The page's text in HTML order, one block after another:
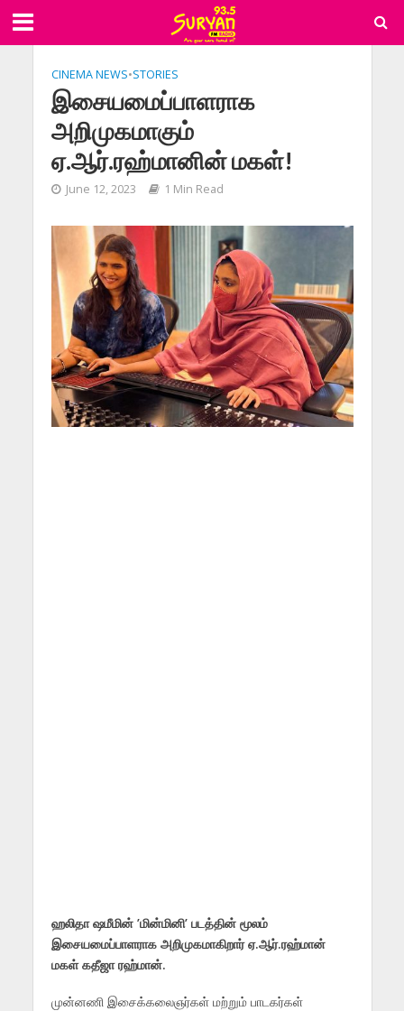
CINEMA NEWS•STORIES
இசையமைப்பாளராக
அறிமுகமாகும்
ஏ.ஆர்.ரஹ்மானின் மகள்!
June 12, 2023 1 Min Read
ஹலிதா ஷமீமின் ’மின்மினி’ படத்தின் மூலம்
இசையமைப்பாளராக அறிமுகமாகிறார் ஏ.ஆர்.ரஹ்மான்
மகள் கதீஜா ரஹ்மான்.
முன்னணி இசைக்கலைஞர்கள் மற்றும் பாடகர்கள்